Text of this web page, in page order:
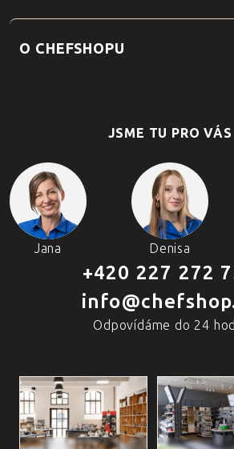
O CHEFSHOPU
JSME TU PRO VÁS
Jana Denisa
+420 227 272
Odpovídáme do 24